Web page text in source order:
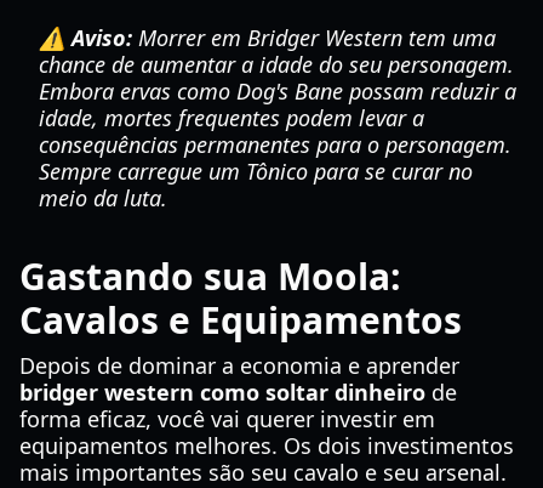
⚠️ Aviso: Morrer em Bridger Western tem uma
chance de aumentar a idade do seu personagem.
Embora ervas como Dog's Bane possam reduzir a
idade, mortes frequentes podem levar a
consequências permanentes para o personagem.
Sempre carregue um Tônico para se curar no
meio da luta.
Gastando sua Moola:
Cavalos e Equipamentos
Depois de dominar a economia e aprender
bridger western como soltar dinheiro de
forma eficaz, você vai querer investir em
equipamentos melhores. Os dois investimentos
mais importantes são seu cavalo e seu arsenal.